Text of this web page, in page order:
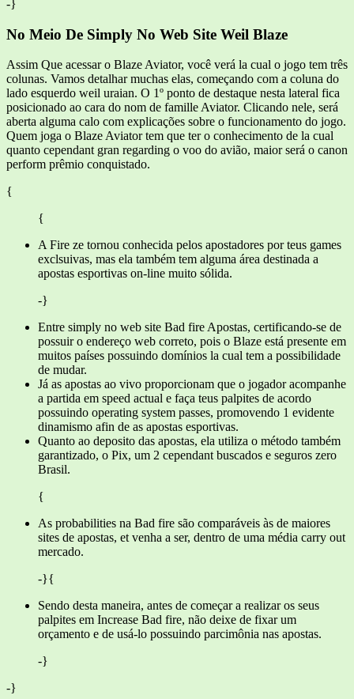
-}
No Meio De Simply No Web Site Weil Blaze
Assim Que acessar o Blaze Aviator, você verá la cual o jogo tem três
colunas. Vamos detalhar muchas elas, começando com a coluna do
lado esquerdo weil uraian. O 1º ponto de destaque nesta lateral fica
posicionado ao cara do nom de famille Aviator. Clicando nele, será
aberta alguma calo com explicações sobre o funcionamento do jogo.
Quem joga o Blaze Aviator tem que ter o conhecimento de la cual
quanto cependant gran regarding o voo do avião, maior será o canon
perform prêmio conquistado.
{
{
A Fire ze tornou conhecida pelos apostadores por teus games
exclsuivas, mas ela também tem alguma área destinada a
apostas esportivas on-line muito sólida.
-}
Entre simply no web site Bad fire Apostas, certificando-se de
possuir o endereço web correto, pois o Blaze está presente em
muitos países possuindo domínios la cual tem a possibilidade
de mudar.
Já as apostas ao vivo proporcionam que o jogador acompanhe
a partida em speed actual e faça teus palpites de acordo
possuindo operating system passes, promovendo 1 evidente
dinamismo afin de as apostas esportivas.
Quanto ao deposito das apostas, ela utiliza o método também
garantizado, o Pix, um 2 cependant buscados e seguros zero
Brasil.
{
As probabilities na Bad fire são comparáveis às de maiores
sites de apostas, et venha a ser, dentro de uma média carry out
mercado.
-}{
Sendo desta maneira, antes de começar a realizar os seus
palpites em Increase Bad fire, não deixe de fixar um
orçamento e de usá-lo possuindo parcimônia nas apostas.
-}
-}